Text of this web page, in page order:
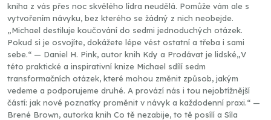
kniha z vás přes noc skvělého lídra neudělá. Pomůže vám ale s
vytvořením návyku, bez kterého se žádný z nich neobejde.
„Michael destiluje koučování do sedmi jednoduchých otázek.
Pokud si je osvojíte, dokážete lépe vést ostatní a třeba i sami
sebe.“ — Daniel H. Pink, autor knih Kdy a Prodávat je lidské„V
této praktické a inspirativní knize Michael sdílí sedm
transformačních otázek, které mohou změnit způsob, jakým
vedeme a podporujeme druhé. A provází nás i tou nejobtížnější
částí: jak nové poznatky proměnit v návyk a každodenní praxi.“ —
Brené Brown, autorka knih Co tě nezabije, to tě posílí a Síla